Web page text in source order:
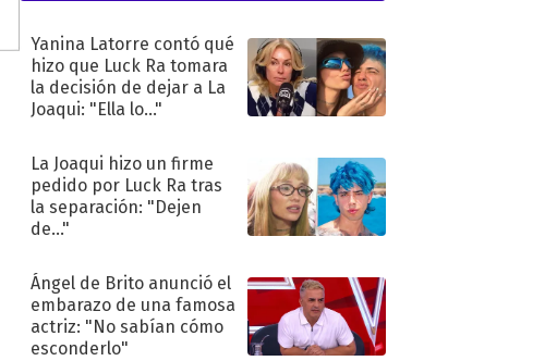
Yanina Latorre contó qué
hizo que Luck Ra tomara
la decisión de dejar a La
Joaqui: "Ella lo..."
La Joaqui hizo un firme
pedido por Luck Ra tras
la separación: "Dejen
de..."
Ángel de Brito anunció el
embarazo de una famosa
actriz: "No sabían cómo
esconderlo"